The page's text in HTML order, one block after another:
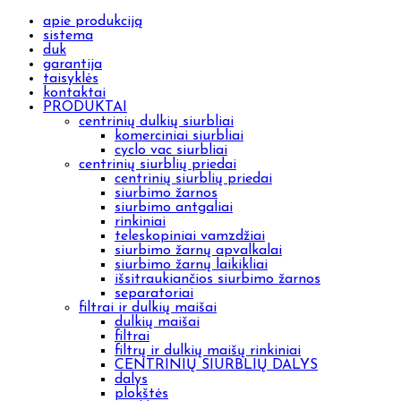
apie produkciją
sistema
duk
garantija
taisyklės
kontaktai
PRODUKTAI
centrinių dulkių siurbliai
komerciniai siurbliai
cyclo vac siurbliai
centrinių siurblių priedai
centrinių siurblių priedai
siurbimo žarnos
siurbimo antgaliai
rinkiniai
teleskopiniai vamzdžiai
siurbimo žarnų apvalkalai
siurbimo žarnų laikikliai
išsitraukiančios siurbimo žarnos
separatoriai
filtrai ir dulkių maišai
dulkių maišai
filtrai
filtrų ir dulkių maišų rinkiniai
CENTRINIŲ SIURBLIŲ DALYS
dalys
plokštės